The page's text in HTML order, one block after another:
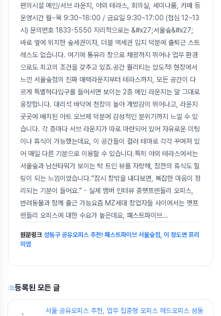
편의시설 메인/서브 라운지, 야외 테라스, 회의실, 세미나룸, 카페 등
운영시간 월~목 9:30~18:00 / 금요일 9:30~17:00 (점심 12~13
시) 문의번호 1833-5550 지리적으로는 &#x27;서울숲&#x27;
바로 옆에 위치한 숲세권이자, 더블 역세권 입지 덕분에 출퇴근 스트
레스도 없습니다. 여기에 통유리 창으로 채광까지 뛰어나 업무 환경
으로도 최고의 조건을 갖추고 있죠.공간 퀄리티는 압도적! 현장에서
느낀 서울숲점의 진짜 매력라운지부터 테라스까지, 모든 공간이 다
르게 특별하다입구를 들어서면 보이는 2층 메인 라운지는 말 그대로
웅장합니다. 대리석 바닥에 천장이 높아 개방감이 뛰어나고, 라운지
곳곳에 배치된 아트 오브제 덕분에 감성적인 분위기까지 느낄 수 있
습니다. 각 층마다 서브 라운지가 따로 마련되어 있어 자유로운 미팅
이나 휴식이 가능했는데요, 이 공간들이 컬러 테마로 각각 꾸며져 있
어 매일 다른 기분으로 이용할 수 있습니다.특히 야외 테라스에서는
서울숲과 남산타워가 보이는 탁 트인 뷰를 자랑해, 잠깐의 휴식도 힐
링이 되는 느낌이었습니다.“잠시 창밖을 내다보면, 복잡한 마음이 정
리되는 기분이 들어요.” - 실제 멤버 인터뷰 중펫프렌들리 오피스,
반려동물과 함께 출근 가능요즘 MZ세대 창업자들 사이에서는 펫프
렌들리 오피스에 대한 수요가 높은데요, 패스트파이브...
원문링크 성동구 공유오피스 추천! 패스트파이브 서울숲점, 이 정도면 프리
미엄
등록된 모든 글
서울 공유오피스 추천, 업무 집중형 오피스 헤드오피스 성동